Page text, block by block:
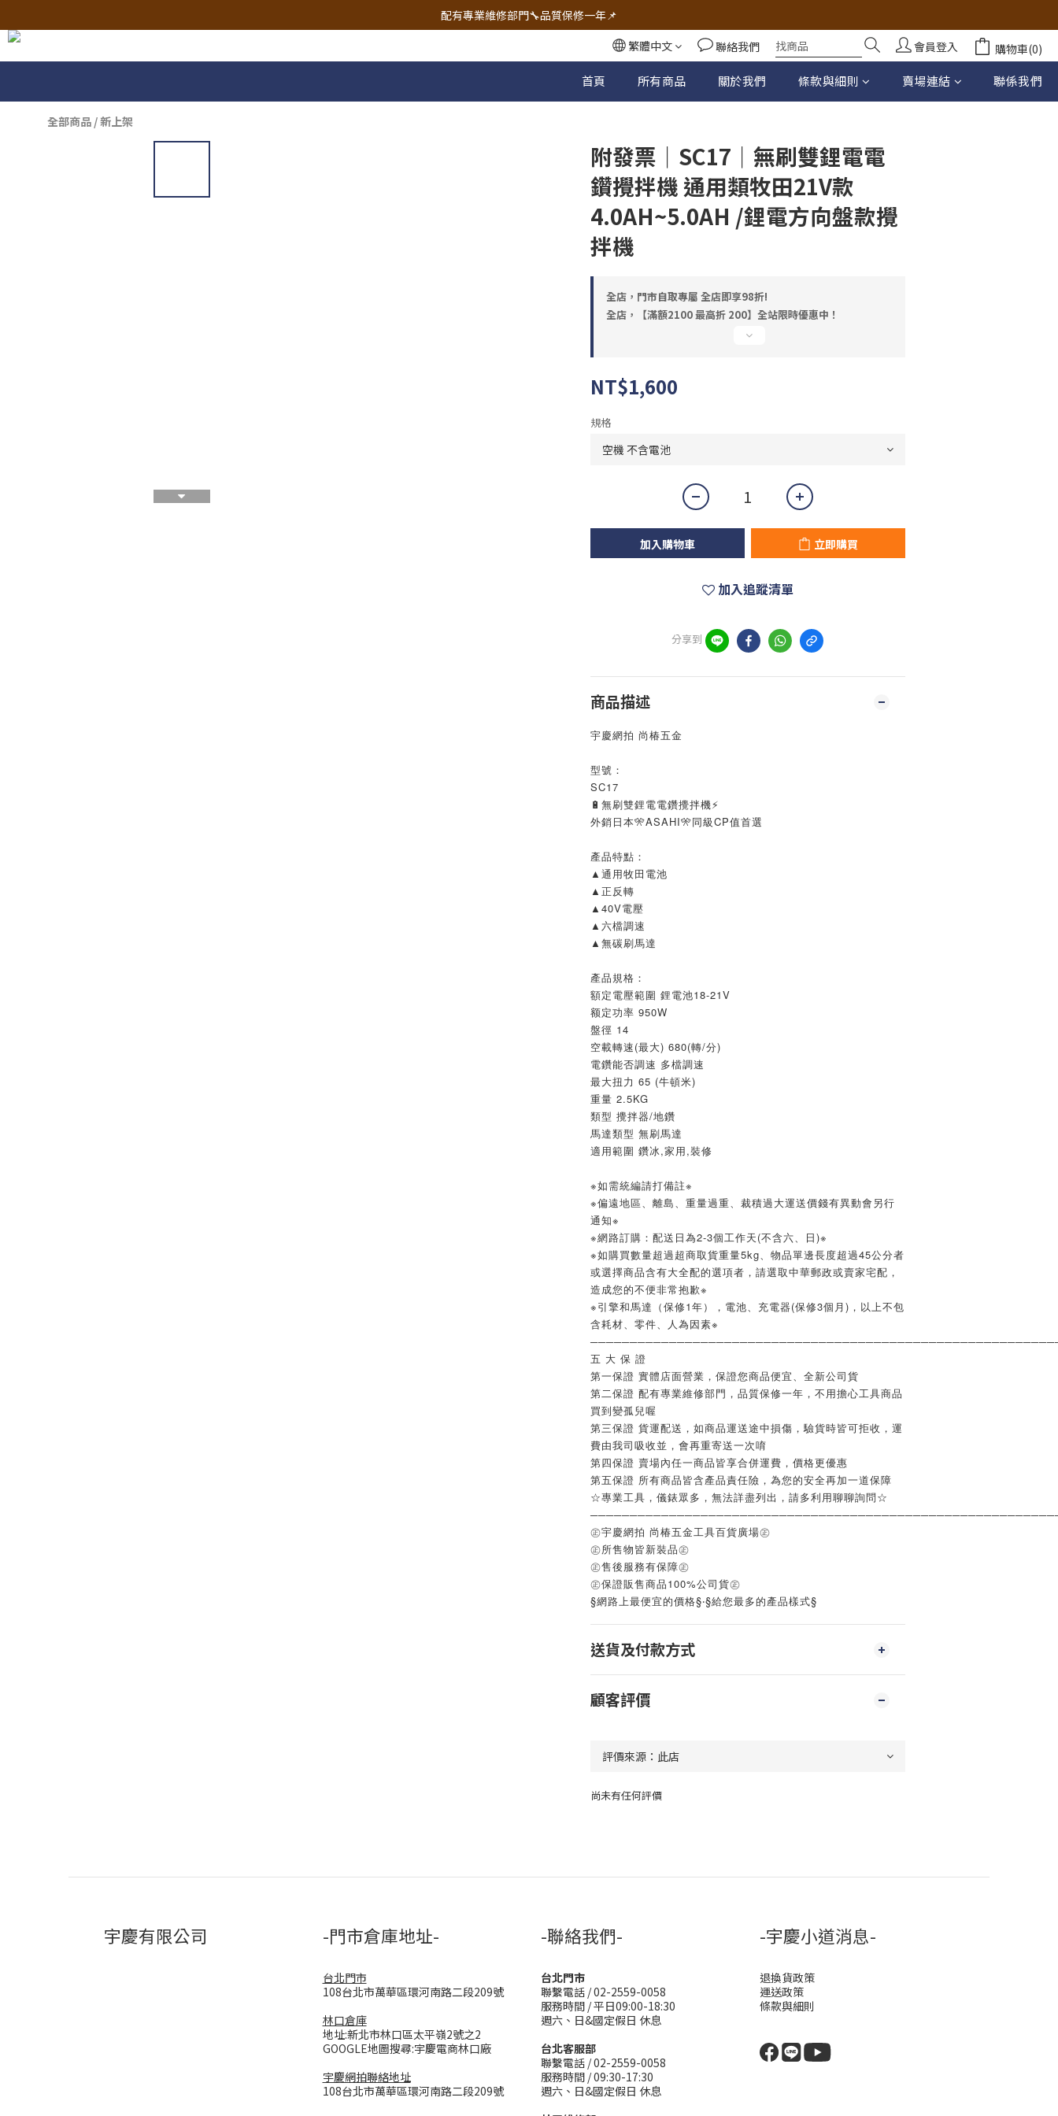
🔧電動工具&五金唯一首選 宇慶五金網拍🔧
配有專業維修部門🔧品質保修一年📌
🔧電動工具&五金唯一首選 宇慶五金網拍🔧繁體中文 聯絡我們 會員登入 購物車(0)
首頁 所有商品 關於我們 條款與細則 賣場連結 聯係我們
全部商品 /新上架
附發票｜SC17｜無刷雙鋰電電
鑽攪拌機 通用類牧田21V款
4.0AH~5.0AH /鋰電方向盤款攪
拌機
全店，門市自取專屬 全店即享98折!
全店，【滿額2100 最高折 200】全站限時優惠中！
NT$1,600
規格
加入購物車 立即購買
加入追蹤清單
分享到
商品描述
宇慶網拍 尚椿五金
型號：
SC17
🔋無刷雙鋰電電鑽攪拌機⚡
外銷日本🎌ASAHI🎌同級CP值首選
產品特點：
▲通用牧田電池
▲正反轉
▲40V電壓
▲六檔調速
▲無碳刷馬達
產品規格：
額定電壓範圍 鋰電池18-21V
额定功率 950W
盤徑 14
空載轉速(最大) 680(轉/分)
電鑽能否調速 多檔調速
最大扭力 65 (牛頓米)
重量 2.5KG
類型 攪拌器/地鑽
馬達類型 無刷馬達
適用範圍 鑽冰,家用,裝修
※如需統編請打備註※
※偏遠地區、離島、重量過重、裁積過大運送價錢有異動會另行
通知※
※網路訂購：配送日為2-3個工作天(不含六、日)※
※如購買數量超過超商取貨重量5kg、物品單邊長度超過45公分者
或選擇商品含有大全配的選項者，請選取中華郵政或賣家宅配，
造成您的不便非常抱歉※
※引擎和馬達（保修1年），電池、充電器(保修3個月)，以上不包
含耗材、零件、人為因素※
五 大 保 證
第一保證 實體店面營業，保證您商品便宜、全新公司貨
第二保證 配有專業維修部門，品質保修一年，不用擔心工具商品
買到變孤兒喔
第三保證 貨運配送，如商品運送途中損傷，驗貨時皆可拒收，運
費由我司吸收並，會再重寄送一次唷
第四保證 賣場內任一商品皆享合併運費，價格更優惠
第五保證 所有商品皆含產品責任險，為您的安全再加一道保障
☆專業工具，儀錶眾多，無法詳盡列出，請多利用聊聊詢問☆
㊣宇慶網拍 尚椿五金工具百貨廣場㊣
㊣所售物皆新裝品㊣
㊣售後服務有保障㊣
㊣保證販售商品100%公司貨㊣
§網路上最便宜的價格§‧§給您最多的產品樣式§
送貨及付款方式
顧客評價
尚未有任何評價
立即購買
宇慶有限公司 -門市倉庫地址-
台北門市
108台北市萬華區環河南路二段209號
林口倉庫
地址:新北市林口區太平嶺2號之2
GOOGLE地圖搜尋:宇慶電商林口廠
宇慶網拍聯絡地址
108台北市萬華區環河南路二段209號
-聯絡我們-
台北門市
聯繫電話 / 02-2559-0058
服務時間 / 平日09:00-18:30
週六、日&國定假日 休息
台北客服部
聯繫電話 / 02-2559-0058
服務時間 / 09:30-17:30
週六、日&國定假日 休息
-宇慶小道消息-
退換貨政策
運送政策
條款與細則